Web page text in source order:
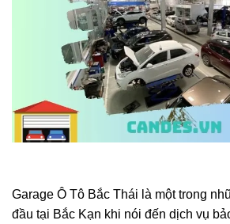
Garage Ô Tô Bắc Thái là một trong
đầu tại Bắc Kạn khi nói đến dịch vụ